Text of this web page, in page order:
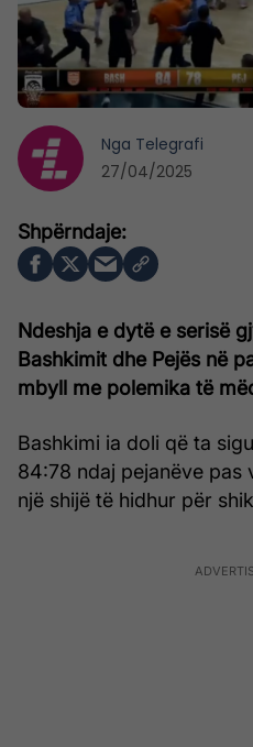
Ndeshja e dytë e serisë
Bashkimit dhe Pejës në
mbyll me polemika të
Bashkimi ia doli që ta
84:78 ndaj pejanëve pas
një shijë të hidhur për
Nga Telegrafi
27/04/2025